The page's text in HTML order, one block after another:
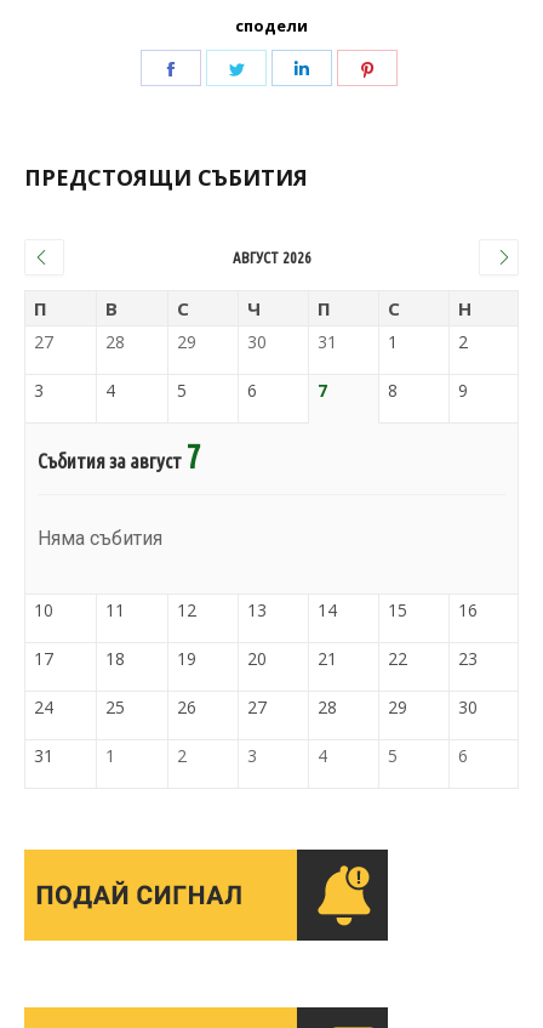
сподели
ПРЕДСТОЯЩИ СЪБИТИЯ
АВГУСТ 2026
П В С Ч П С Н
27 28 29 30 31 1 2
3 4 5 6 7 8 9
Събития за август 7
Няма събития
10 11 12 13 14 15 16
17 18 19 20 21 22 23
24 25 26 27 28 29 30
31 1 2 3 4 5 6